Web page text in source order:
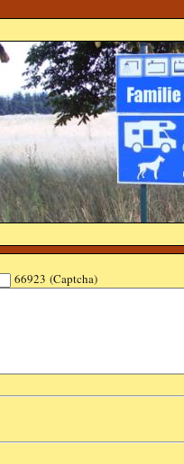
66923 (Captcha)